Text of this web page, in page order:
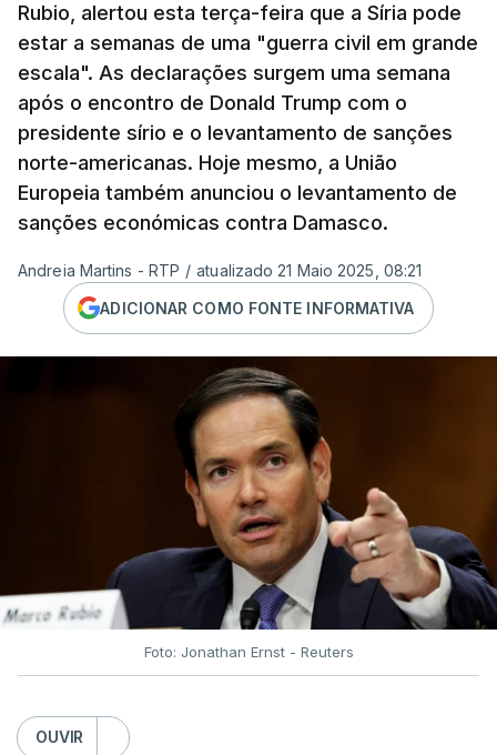
Rubio, alertou esta terça-feira que a Síria pode
estar a semanas de uma "guerra civil em grande
escala". As declarações surgem uma semana
após o encontro de Donald Trump com o
presidente sírio e o levantamento de sanções
norte-americanas. Hoje mesmo, a União
Europeia também anunciou o levantamento de
sanções económicas contra Damasco.
Andreia Martins - RTP / atualizado 21 Maio 2025, 08:21
ADICIONAR COMO FONTE INFORMATIVA
Foto: Jonathan Ernst - Reuters
OUVIR